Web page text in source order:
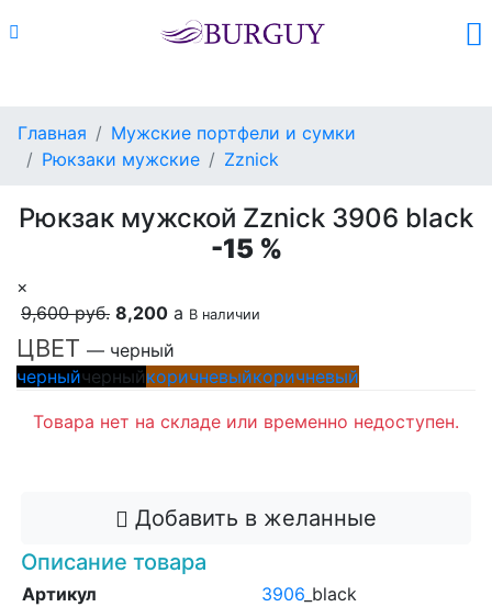
Главная
Мужские портфели и сумки
Рюкзаки мужские
Zznick
Рюкзак мужской Zznick 3906 black
-15 %
×
9,600 руб. 8,200 a В наличии
ЦВЕТ — черный
черныйчерныйкоричневыйкоричневый
Товара нет на складе или временно недоступен.
Добавить в желанные
Описание товара
Артикул 3906 _black